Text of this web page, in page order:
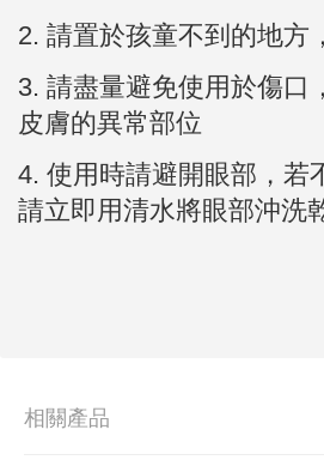
2. 請置於孩童不到的地方
3. 請盡量避免使用於傷口
皮膚的異常部位
4. 使用時請避開眼部，若
請立即用清水將眼部沖洗
相關產品